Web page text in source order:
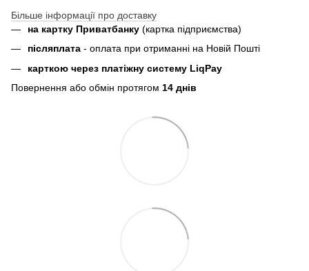
Більше інформації про доставку
на картку Приватбанку (картка підприємства)
пiсляплата - оплата при отриманнi на Новій Пошті
карткою через платіжну систему LiqPay
Повернення або обмін протягом 14 днів